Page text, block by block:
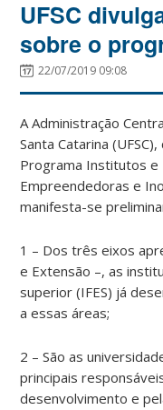
UFSC
sobre o
22/07/2019 09:08
A Administração
Santa Catarina
Programa Institutos e
Empreendedoras e
manifesta-se
1 – Dos três eixos
e Extensão –, as
superior (IFES) já
a essas áreas;
2 – São as
principais
desenvolvimento e